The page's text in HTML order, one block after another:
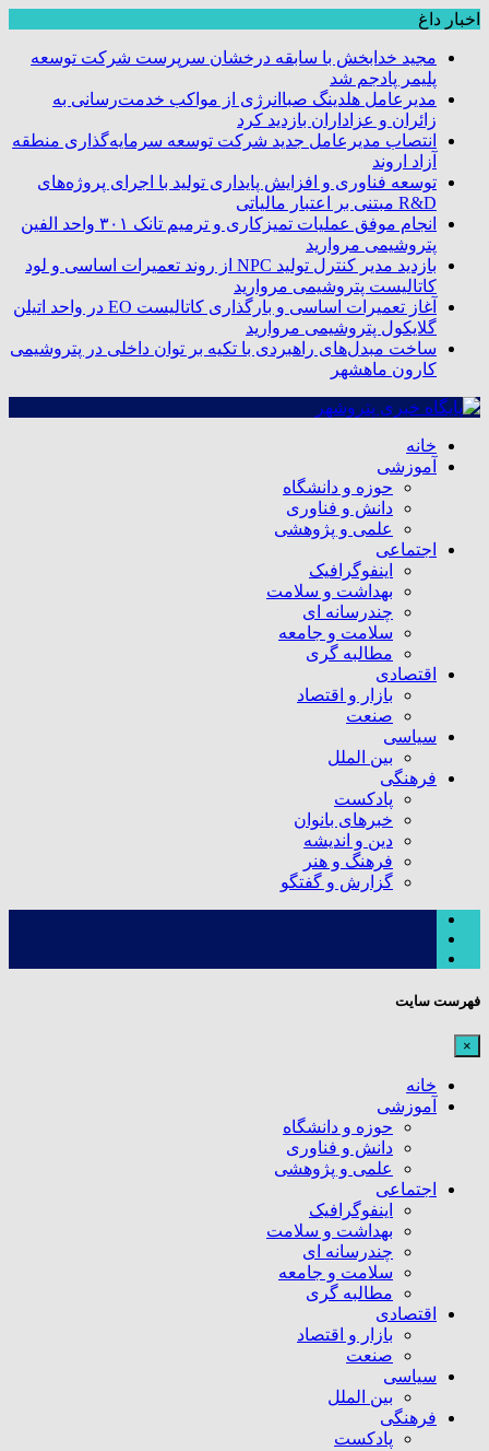
اخبار داغ
مجید خدابخش با سابقه درخشان سرپرست شرکت توسعه
پلیمر پادجم شد
مدیرعامل هلدینگ صباانرژی از مواکب خدمت‌رسانی به
زائران و عزاداران بازدید کرد
انتصاب مدیرعامل جدید شرکت توسعه سرمایه‌گذاری منطقه
آزاد اروند
توسعه فناوری و افزایش پایداری تولید با اجرای پروژه‌های
R&D مبتنی بر اعتبار مالیاتی
انجام موفق عملیات تمیزکاری و ترمیم تانک ۳۰۱ واحد الفین
پتروشیمی مروارید
بازدید مدیر کنترل تولید NPC از روند تعمیرات اساسی و لود
کاتالیست پتروشیمی مروارید
آغاز تعمیرات اساسی و بارگذاری کاتالیست EO در واحد اتیلن
گلایکول پتروشیمی مروارید
ساخت مبدل‌های راهبردی با تکیه بر توان داخلی در پتروشیمی
کارون ماهشهر
خانه
آموزشی
حوزه و دانشگاه
دانش و فناوری
علمی و پژوهشی
اجتماعی
اینفوگرافیک
بهداشت و سلامت
چندرسانه ای
سلامت و جامعه
مطالبه گری
اقتصادی
بازار و اقتصاد
صنعت
سیاسی
بین الملل
فرهنگی
پادکست
خبرهای بانوان
دین و اندیشه
فرهنگ و هنر
گزارش و گفتگو
فهرست سایت
×
خانه
آموزشی
حوزه و دانشگاه
دانش و فناوری
علمی و پژوهشی
اجتماعی
اینفوگرافیک
بهداشت و سلامت
چندرسانه ای
سلامت و جامعه
مطالبه گری
اقتصادی
بازار و اقتصاد
صنعت
سیاسی
بین الملل
فرهنگی
پادکست